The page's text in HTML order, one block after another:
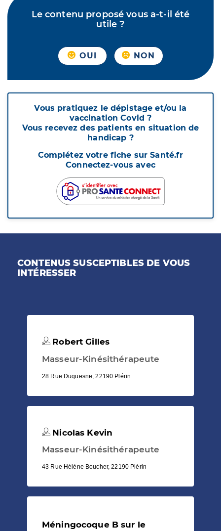
Le contenu proposé vous a-t-il été
utile ?
OUI NON
Vous pratiquez le dépistage et/ou la
vaccination Covid ?
Vous recevez des patients en situation de
handicap ?
Complétez votre fiche sur Santé.fr
Connectez-vous avec
CONTENUS SUSCEPTIBLES DE VOUS
INTÉRESSER
Robert Gilles
Masseur-Kinésithérapeute
28 Rue Duquesne, 22190 Plérin
Nicolas Kevin
Masseur-Kinésithérapeute
43 Rue Hélène Boucher, 22190 Plérin
Méningocoque B sur le